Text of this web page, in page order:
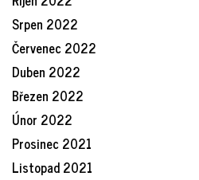
Srpen 2022
Červenec 2022
Duben 2022
Březen 2022
Únor 2022
Prosinec 2021
Listopad 2021